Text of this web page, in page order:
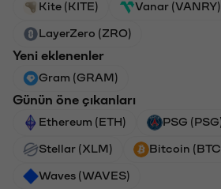
Kite (KITE) Vanar (VANRY)
LayerZero (ZRO)
Yeni eklenenler
Gram (GRAM)
Günün öne çıkanları
Ethereum (ETH) PSG
Stellar (XLM) Bitcoin
Waves (WAVES)